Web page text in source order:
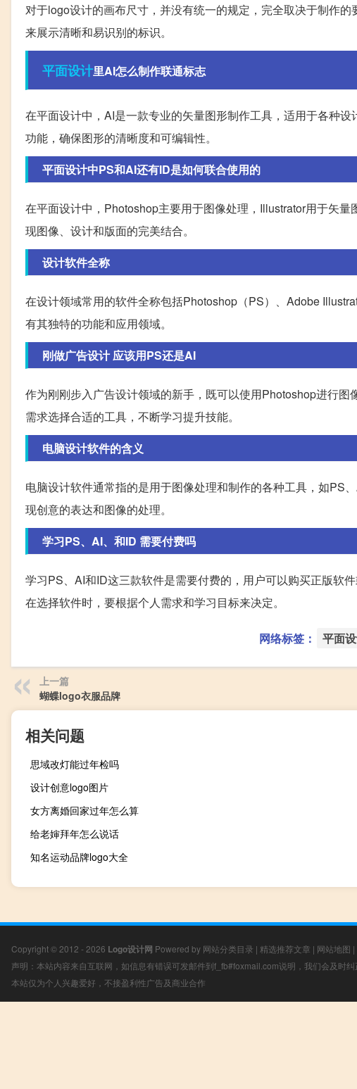
对于logo设计的画布尺寸，并没有统一的规定，完全取决于制作
来展示清晰和易识别的标识。
平面设计里AI怎么制作联通标志
在平面设计中，AI是一款专业的矢量图形制作工具，适用于各种
功能，确保图形的清晰度和可编辑性。
平面设计中PS和AI还有ID是如何联合使用的
在平面设计中，Photoshop主要用于图像处理，Illustrator用于矢
现图像、设计和版面的完美结合。
设计软件全称
在设计领域常用的软件全称包括Photoshop（PS）、Adobe
有其独特的功能和应用领域。
刚做广告设计 应该用PS还是AI
作为刚刚步入广告设计领域的新手，既可以使用Photoshop进行
需求选择合适的工具，不断学习提升技能。
电脑设计软件的含义
电脑设计软件通常指的是用于图像处理和制作的各种工具，如PS
现创意的表达和图像的处理。
学习PS、AI、和ID 需要付费吗
学习PS、AI和ID这三款软件是需要付费的，用户可以购买正版软
在选择软件时，要根据个人需求和学习目标来决定。
网络标签： 平面
上一篇
蝴蝶logo衣服品牌
相关问题
思域改灯能过年检吗
设计创意logo图片
女方离婚回家过年怎么算
给老婶拜年怎么说话
知名运动品牌logo大全
Copyright © 2012 - 2026 Logo设计网 Powered by 网站分类目录 | 精选推荐文章 | 网站地图 |
声明：本站内容来自互联网，如信息有错误可发邮件到f_fb#foxmail.com说明，我们会及时纠
本站仅为个人兴趣爱好，不接盈利性广告及商业合作